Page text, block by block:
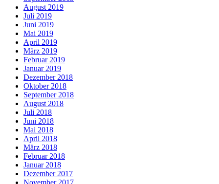
August 2019
Juli 2019
Juni 2019
Mai 2019
April 2019
März 2019
Februar 2019
Januar 2019
Dezember 2018
Oktober 2018
September 2018
August 2018
Juli 2018
Juni 2018
Mai 2018
April 2018
März 2018
Februar 2018
Januar 2018
Dezember 2017
November 2017